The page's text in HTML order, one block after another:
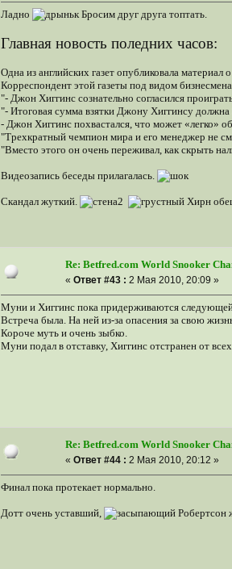
Ладно Бросим друг друга топтать.
Главная новость поледних часов:
Одна из английских газет опубликовала материал
Корреспондент этой газеты под видом
"- Джон Хиггинс сознательно согласился
"- Итоговая сумма взятки Джону Хиггинсу должна
- Джон Хиггинс похвастался, что может «легко»
"Трехкратный чемпион мира и его менеджер не
"Вместо этого он очень переживал, как скрыть
Видеозапись беседы прилагалась.
Скандал жуткий. Хирн
Re: Betfred.com World Snooker
« Ответ #43 : 2 Мая 2010, 20:09 »
Муни и Хиггинс пока придерживаются
Встреча была. На ней из-за опасения за свою
Короче муть и очень зыбко.
Муни подал в отставку, Хиггинс отстранен от
Re: Betfred.com World Snooker
« Ответ #44 : 2 Мая 2010, 20:12 »
Финал пока протекает нормально.
Дотт очень уставший, Робертсон